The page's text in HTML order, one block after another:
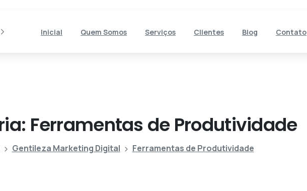
Inicial Quem Somos Serviços Clientes Blog Contato
Ferramentas de Produtividade
Gentileza Marketing Digital Ferramentas de Produtividade